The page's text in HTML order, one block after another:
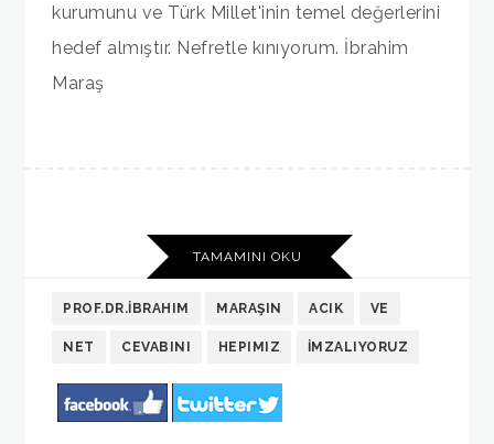
kurumunu ve Türk Millet'inin temel değerlerini
hedef almıştır. Nefretle kınıyorum. İbrahim
Maraş
TAMAMINI OKU
PROF.DR.İBRAHIM MARAŞIN ACIK VE
NET CEVABINI HEPIMIZ İMZALIYORUZ